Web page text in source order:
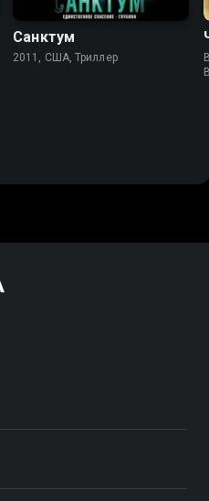
Санктум
2011, США, Триллер